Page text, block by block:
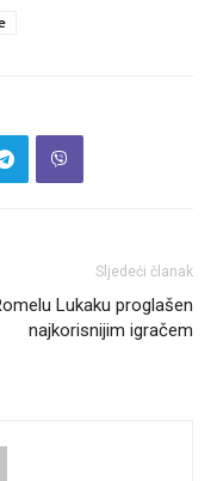
Sljedeći članak
Lukaku proglašen
najkorisnijim igračem